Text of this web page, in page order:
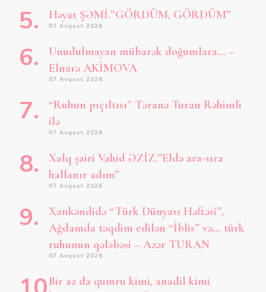
Həyat ŞƏMİ.”GÖRDÜM, GÖRDÜM”
07 Avqust 2026
Unudulmayan mübarək doğumlara… –
Elnarə AKİMOVA
07 Avqust 2026
“Ruhun pıçıltısı” Təranə Turan Rəhimli
ilə
07 Avqust 2026
Xalq şairi Vahid ƏZİZ.”Eldə ara-sıra
hallanır adım”
07 Avqust 2026
Xankəndidə “Türk Dünyası Həftəsi”,
Ağdamda təqdim edilən “İblis” və… türk
ruhunun qələbəsi – Azər TURAN
07 Avqust 2026
Bir az da qumru kimi, anadil kimi